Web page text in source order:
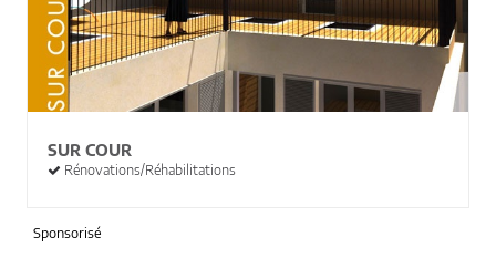
SUR COUR
Rénovations/Réhabilitations
Sponsorisé